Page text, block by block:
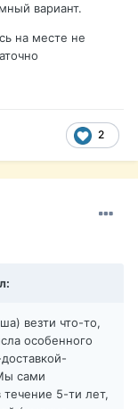
вариант.
на месте не
2
везти что-то,
особенного
сами
5-ти лет,